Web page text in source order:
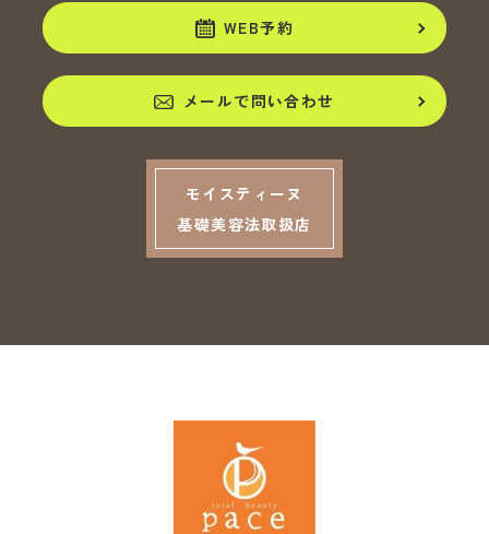
WEB予約
メールで問い合わせ
モイスティーヌ
基礎美容法取扱店